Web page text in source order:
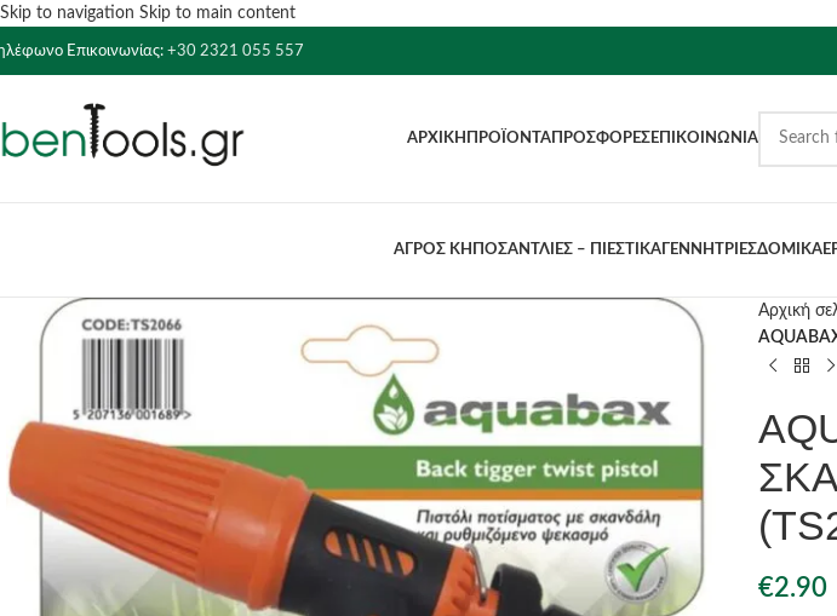
Skip to navigation Skip to main content
Επικοινωνίας: +30 2321 055 557
ΑΡΧΙΚΉ ΠΡΟΪΌΝΤΑ ΠΡΟΣΦΟΡΈΣΕΠΙΚΟΙΝΩΝΊΑ
ΑΓΡΟΣ ΚΗΠΟΣΑΝΤΛΙΕΣ – ΠΙΕΣΤΙΚΑ ΓΕΝΝΗΤΡΙΕΣΔΟΜΙΚΑ
Αρχική
€2.90